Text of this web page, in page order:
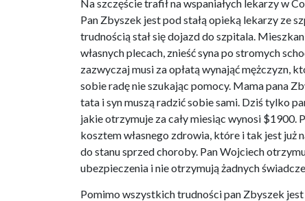
Na szczęście trafił na wspaniałych lekarzy w
Pan Zbyszek jest pod stałą opieką lekarzy ze
trudnością stał się dojazd do szpitala.
własnych plecach, znieść syna po stromych
zazwyczaj musi za opłatą wynająć mężczyzn,
sobie radę nie szukając pomocy. Mama pana
tata i syn muszą radzić sobie sami. Dziś tylko
jakie otrzymuje za cały miesiąc wynosi $1900.
kosztem własnego zdrowia, które i tak jest już
do stanu sprzed choroby. Pan Wojciech
ubezpieczenia i nie otrzymują żadnych
Pomimo wszystkich trudności pan Zbyszek